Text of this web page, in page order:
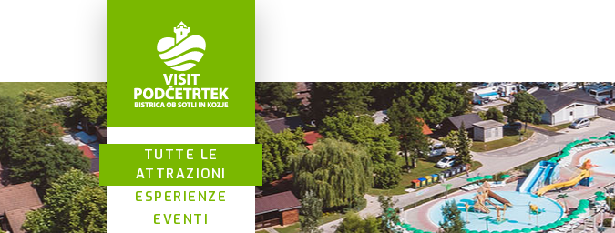
TUTTE LE
ATTRAZIONI
ESPERIENZE
EVENTI